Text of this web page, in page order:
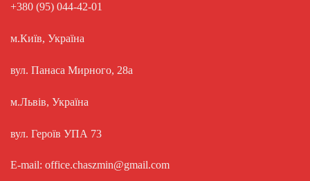
+380 (95) 044-42-01
м.Київ, Україна
вул. Панаса Мирного, 28а
м.Львів, Україна
вул. Героїв УПА 73
E-mail: office.chaszmin@gmail.com